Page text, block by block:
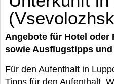
Angebote für Hotel oder
sowie Ausflugstipps
Für den Aufenthalt in
Tipps für den Aufenthalt.